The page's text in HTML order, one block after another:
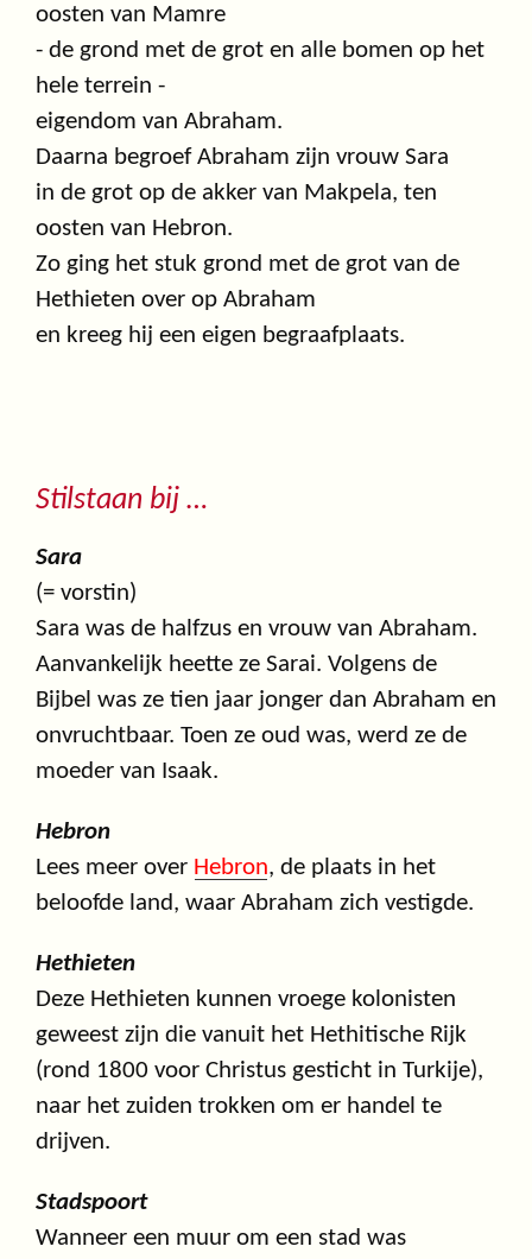
oosten van Mamre
- de grond met de grot en alle bomen op het
hele terrein -
eigendom van Abraham.
Daarna begroef Abraham zijn vrouw Sara
in de grot op de akker van Makpela, ten
oosten van Hebron.
Zo ging het stuk grond met de grot van de
Hethieten over op Abraham
en kreeg hij een eigen begraafplaats.
Stilstaan bij …
Sara
(= vorstin)
Sara was de halfzus en vrouw van Abraham.
Aanvankelijk heette ze Sarai. Volgens de
Bijbel was ze tien jaar jonger dan Abraham en
onvruchtbaar. Toen ze oud was, werd ze de
moeder van Isaak.
Hebron
Lees meer over Hebron, de plaats in het
beloofde land, waar Abraham zich vestigde.
Hethieten
Deze Hethieten kunnen vroege kolonisten
geweest zijn die vanuit het Hethitische Rijk
(rond 1800 voor Christus gesticht in Turkije),
naar het zuiden trokken om er handel te
drijven.
Stadspoort
Wanneer een muur om een stad was